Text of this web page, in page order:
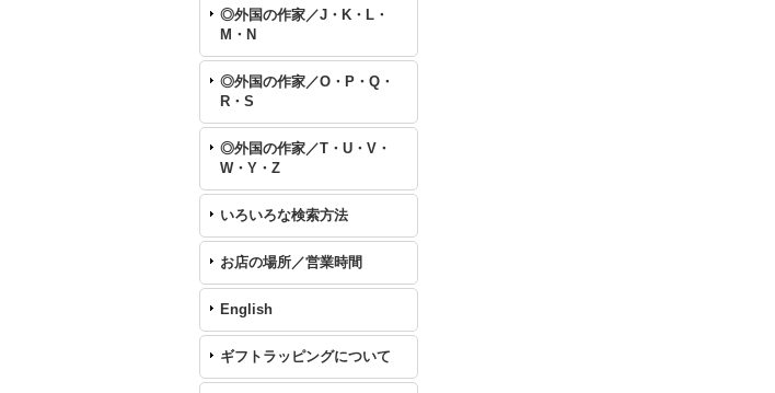
◎外国の作家／J・K・L・
M・N
◎外国の作家／O・P・Q・
R・S
◎外国の作家／T・U・V・
W・Y・Z
いろいろな検索方法
お店の場所／営業時間
English
ギフトラッピングについて